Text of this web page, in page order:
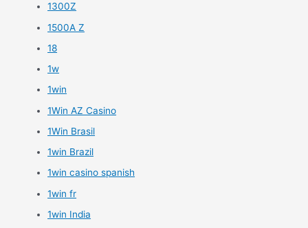
1300Z
1500A Z
18
1w
1win
1Win AZ Casino
1Win Brasil
1win Brazil
1win casino spanish
1win fr
1win India